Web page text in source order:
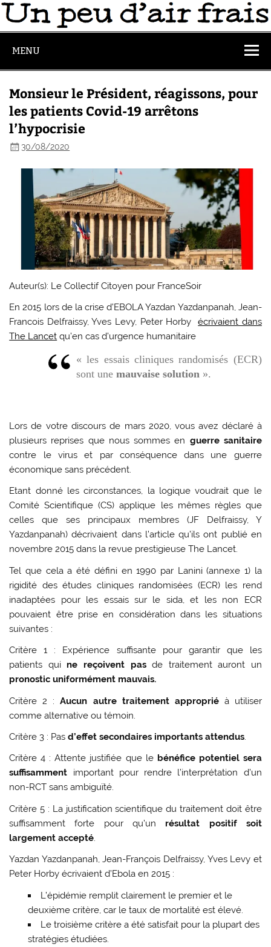
MENU
Monsieur le Président, réagissons, pour
les patients Covid-19 arrêtons
l’hypocrisie
30/08/2020
Auteur(s): Le Collectif Citoyen pour FranceSoir
En 2015 lors de la crise d’EBOLA Yazdan Yazdanpanah, Jean-
Francois Delfraissy, Yves Levy, Peter Horbyécrivaient dans
The Lancet qu’en cas d’urgence humanitaire
« les essais cliniques randomisés (ECR)
sont une mauvaise solution ».
Lors de votre discours de mars 2020, vous avez déclaré à
plusieurs reprises que nous sommes en guerre sanitaire
contre le virus et par conséquence dans une guerre
économique sans précédent.
Etant donné les circonstances, la logique voudrait que le
Comité Scientifique (CS) applique les mêmes règles que
celles que ses principaux membres (JF Delfraissy, Y
Yazdanpanah) décrivaient dans l’article qu’ils ont publié en
novembre 2015 dans la revue prestigieuse The Lancet.
Tel que cela a été défini en 1990 par Lanini (annexe 1) la
rigidité des études cliniques randomisées (ECR) les rend
inadaptées pour les essais sur le sida, et les non ECR
pouvaient être prise en considération dans les situations
suivantes :
Critère 1 : Expérience suffisante pour garantir que les
patients qui ne reçoivent pasde traitement auront un
pronostic uniformément mauvais.
Critère 2 :Aucun autre traitement approprié à utiliser
comme alternative ou témoin.
Critère 3 : Pasd’effet secondaires importants attendus.
Critère 4 : Attente justifiée que le bénéfice potentiel sera
suffisamment important pour rendre l’interprétation d’un
non-RCT sans ambiguïté.
Critère 5 : La justification scientifique du traitement doit être
suffisamment forte pour qu’un résultat positif soit
largement accepté.
Yazdan Yazdanpanah, Jean-François Delfraissy, Yves Levy et
Peter Horby écrivaient d’Ebola en 2015 :
L’épidémie remplit clairement le premier et le
deuxième critère, car le taux de mortalité est élevé.
Le troisième critère a été satisfait pour la plupart des
stratégies étudiées.